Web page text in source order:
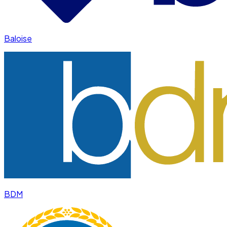
Baloise
BDM